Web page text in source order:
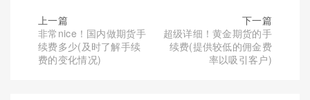
上一篇
非常nice！国内做期货手
续费多少(及时了解手续
费的变化情况)
下一篇
超级详细！黄金期货的手
续费(提供较低的佣金费
率以吸引客户)